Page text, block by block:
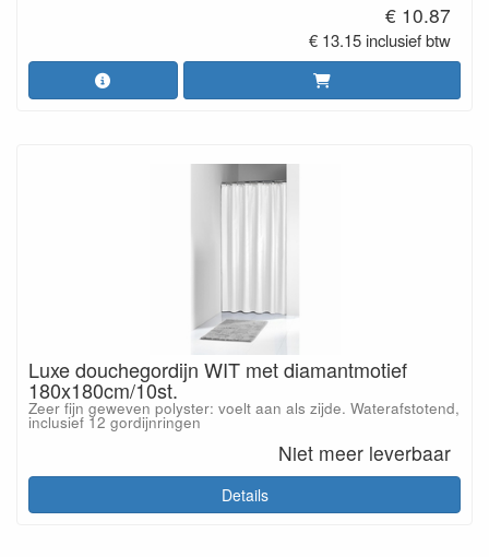
€ 10.87
€ 13.15 inclusief btw
Luxe douchegordijn WIT met diamantmotief
180x180cm/10st.
Zeer fijn geweven polyster: voelt aan als zijde. Waterafstotend,
inclusief 12 gordijnringen
Niet meer leverbaar
Details